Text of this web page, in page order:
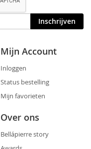
Inschrijven
Mijn Account
Inloggen
Status bestelling
Mijn favorieten
Over ons
Bellápierre story